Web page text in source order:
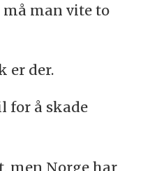
man vite to
er der.
for å skade
men Norge har